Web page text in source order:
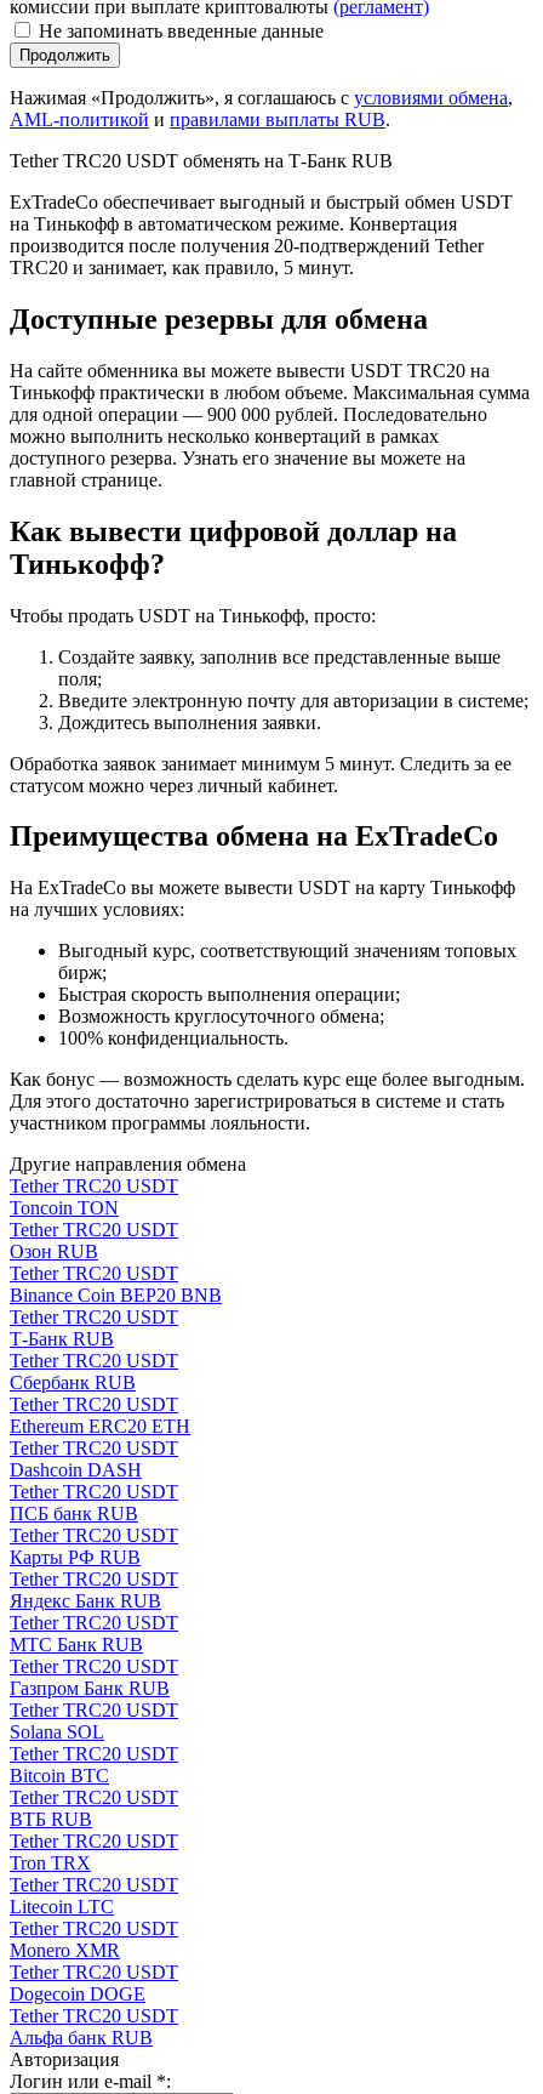
комиссии при выплате криптовалюты (регламент)
Не запоминать введенные данные
Нажимая «Продолжить», я соглашаюсь с условиями обмена,
AML-политикой и правилами выплаты RUB.
Tether TRC20 USDT обменять на Т-Банк RUB
ExTradeCo обеспечивает выгодный и быстрый обмен USDT
на Тинькофф в автоматическом режиме. Конвертация
производится после получения 20-подтверждений Tether
TRC20 и занимает, как правило, 5 минут.
Доступные резервы для обмена
На сайте обменника вы можете вывести USDT TRC20 на
Тинькофф практически в любом объеме. Максимальная сумма
для одной операции — 900 000 рублей. Последовательно
можно выполнить несколько конвертаций в рамках
доступного резерва. Узнать его значение вы можете на
главной странице.
Как вывести цифровой доллар на
Тинькофф?
Чтобы продать USDT на Тинькофф, просто:
Создайте заявку, заполнив все представленные выше
поля;
Введите электронную почту для авторизации в системе;
Дождитесь выполнения заявки.
Обработка заявок занимает минимум 5 минут. Следить за ее
статусом можно через личный кабинет.
Преимущества обмена на ExTradeCo
На ExTradeCo вы можете вывести USDT на карту Тинькофф
на лучших условиях:
Выгодный курс, соответствующий значениям топовых
бирж;
Быстрая скорость выполнения операции;
Возможность круглосуточного обмена;
100% конфиденциальность.
Как бонус — возможность сделать курс еще более выгодным.
Для этого достаточно зарегистрироваться в системе и стать
участником программы лояльности.
Другие направления обмена
Tether TRC20 USDT
Toncoin TON
Tether TRC20 USDT
Озон RUB
Tether TRC20 USDT
Binance Coin BEP20 BNB
Tether TRC20 USDT
Т-Банк RUB
Tether TRC20 USDT
Сбербанк RUB
Tether TRC20 USDT
Ethereum ERC20 ETH
Tether TRC20 USDT
Dashcoin DASH
Tether TRC20 USDT
ПСБ банк RUB
Tether TRC20 USDT
Карты РФ RUB
Tether TRC20 USDT
Яндекс Банк RUB
Tether TRC20 USDT
МТС Банк RUB
Tether TRC20 USDT
Газпром Банк RUB
Tether TRC20 USDT
Solana SOL
Tether TRC20 USDT
Bitcoin BTC
Tether TRC20 USDT
ВТБ RUB
Tether TRC20 USDT
Tron TRX
Tether TRC20 USDT
Litecoin LTC
Tether TRC20 USDT
Monero XMR
Tether TRC20 USDT
Dogecoin DOGE
Tether TRC20 USDT
Альфа банк RUB
Авторизация
Логин или e-mail *: